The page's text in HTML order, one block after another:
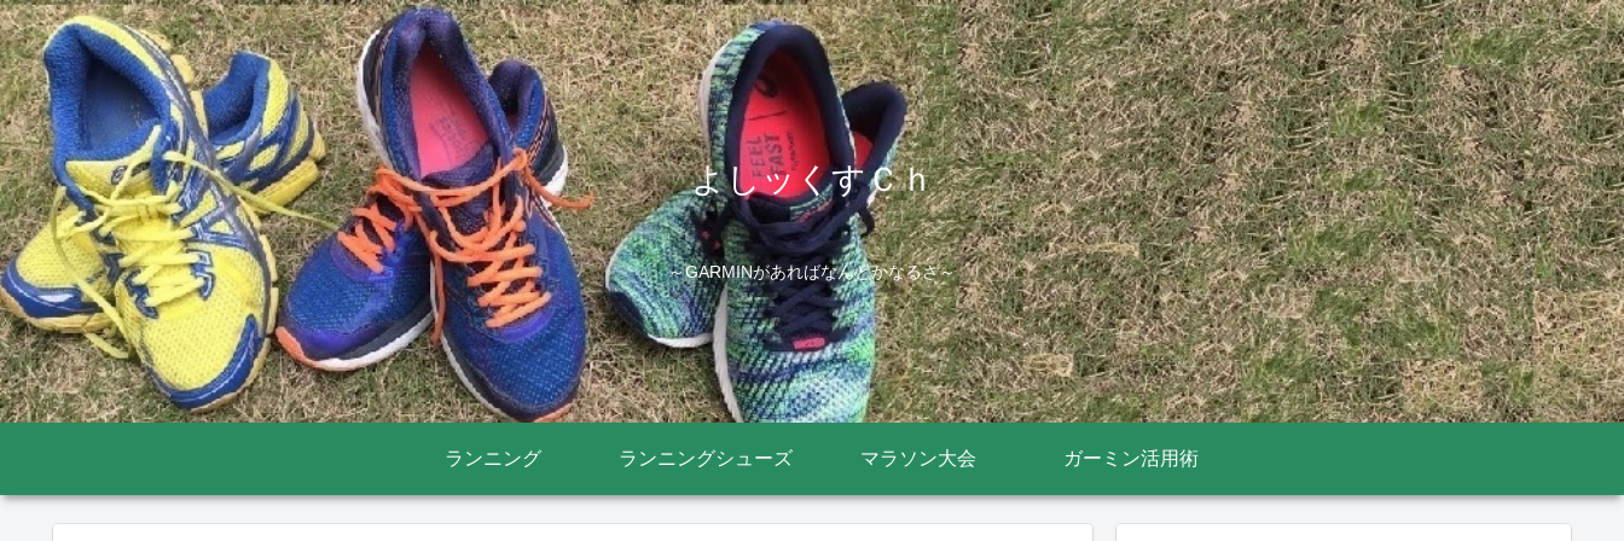
よしッくすＣｈ
～GARMINがあればなんとかなるさ～
ランニング ランニングシューズ マラソン大会 ガーミン活用術